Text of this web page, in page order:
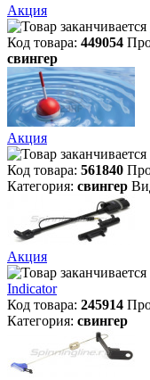
Акция
Код товара: 449054
свингер
Акция
Код товара: 561840
Категория: свингер
Акция
Indicator
Код товара: 245914
Категория: свингер